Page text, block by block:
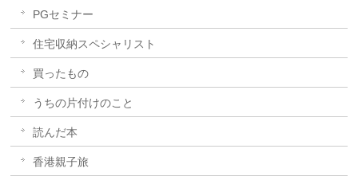
PGセミナー
住宅収納スペシャリスト
買ったもの
うちの片付けのこと
読んだ本
香港親子旅